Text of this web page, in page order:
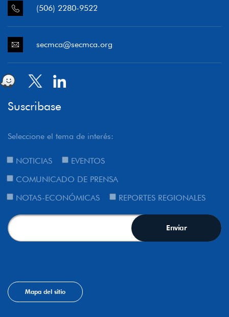
(506) 2280-9522
secmca@secmca.org
Suscribase
Seleccione el tema de interés:
NOTICIAS
EVENTOS
COMUNICADO DE PRENSA
NOTAS-ECONÓMICAS
REPORTES REGIONALES
Mapa del sitio